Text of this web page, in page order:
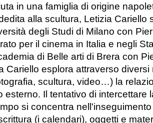
in una famiglia di origine
alla scultura, Letizia Cariello
degli Studi di Milano con
per il cinema in Italia e negli
di Belle arti di Brera con
Cariello esplora attraverso
scultura, video…) la
esterno. Il tentativo di intercettare
si concentra
(i calendari), oggetti e